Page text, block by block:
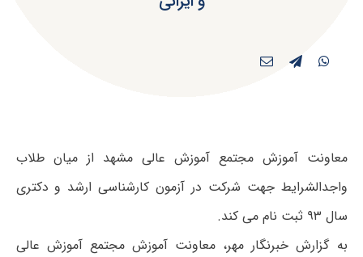
معاونت آموزش مجتمع آموزش عالی مشهد از میان طلاب
واجدالشرایط جهت شرکت در آزمون کارشناسی ارشد و دکتری
سال ۹۳ ثبت نام می کند.
به گزارش خبرنگار مهر، معاونت آموزش مجتمع آموزش عالی